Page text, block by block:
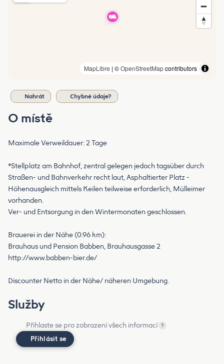
MapLibre | ©OpenStreetMapcontributors
Nahrát Chybné údaje?
O místě
Maximale Verweildauer: 2 Tage
*Stellplatz am Bahnhof, zentral gelegen jedoch tagsüber durch
Straßen- und Bahnverkehr recht laut, Asphaltierter Platz -
Höhenausgleich mittels Keilen teilweise erforderlich, Mülleimer
vorhanden.
Ver- und Entsorgung in den Wintermonaten geschlossen.
Brauerei in der Nähe (0.96 km):
Brauhaus und Pension Babben, Brauhausgasse 2
http://www.babben-bier.de/
Discounter Netto in der Nähe/ näheren Umgebung.
Služby
Přihlaste se pro zobrazení všech informací ?
Přihlásit se